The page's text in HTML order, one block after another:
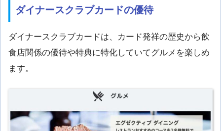
ダイナースクラブカードの優待
ダイナースクラブカードは、カード発祥の歴史から飲
食店関係の優待や特典に特化していてグルメを楽しめ
ます。